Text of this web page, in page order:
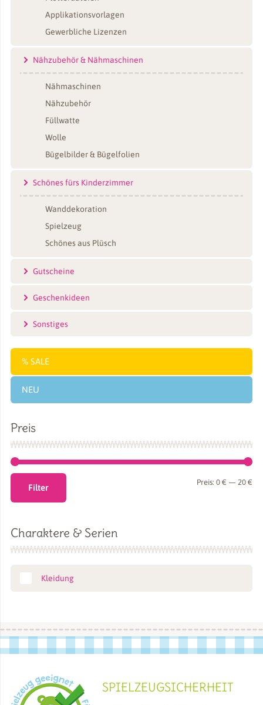
Applikationsvorlagen
Gewerbliche Lizenzen
Nähzubehör & Nähmaschinen
Nähmaschinen
Nähzubehör
Füllwatte
Wolle
Bügelbilder & Bügelfolien
Schönes fürs Kinderzimmer
Wanddekoration
Spielzeug
Schönes aus Plüsch
Gutscheine
Geschenkideen
Sonstiges
SALE
NEU
Preis
Filter
Preis:0 € — 20 €
Charaktere & Serien
Kleidung
SPIELZEUGSICHERHEIT